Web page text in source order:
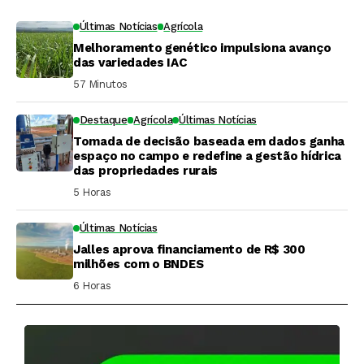
Últimas Notícias Agrícola
Melhoramento genético impulsiona avanço
das variedades IAC
57 Minutos ⁮
Destaque Agrícola Últimas Notícias
Tomada de decisão baseada em dados ganha
espaço no campo e redefine a gestão hídrica
das propriedades rurais
5 Horas ⁮
Últimas Notícias
Jalles aprova financiamento de R$ 300
milhões com o BNDES
6 Horas ⁮